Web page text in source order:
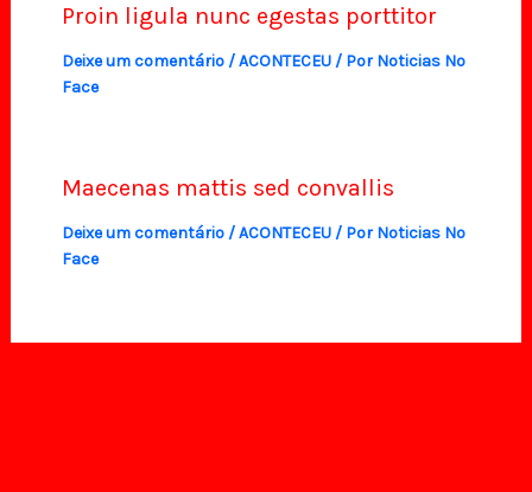
Proin ligula nunc egestas porttitor
Deixe um comentário /ACONTECEU/ Por Noticias No
Face
Maecenas mattis sed convallis
Deixe um comentário /ACONTECEU/ Por Noticias No
Face